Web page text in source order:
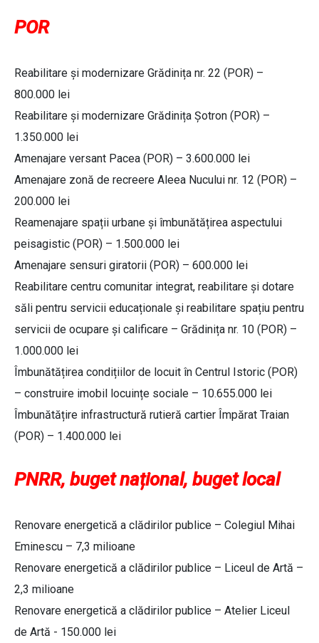
POR
Reabilitare și modernizare Grădinița nr. 22 (POR) –
800.000 lei
Reabilitare și modernizare Grădinița Șotron (POR) –
1.350.000 lei
Amenajare versant Pacea (POR) – 3.600.000 lei
Amenajare zonă de recreere Aleea Nucului nr. 12 (POR) –
200.000 lei
Reamenajare spații urbane și îmbunătățirea aspectului
peisagistic (POR) – 1.500.000 lei
Amenajare sensuri giratorii (POR) – 600.000 lei
Reabilitare centru comunitar integrat, reabilitare și dotare
săli pentru servicii educaționale și reabilitare spațiu pentru
servicii de ocupare și calificare – Grădinița nr. 10 (POR) –
1.000.000 lei
Îmbunătățirea condițiilor de locuit în Centrul Istoric (POR)
– construire imobil locuințe sociale – 10.655.000 lei
Îmbunătățire infrastructură rutieră cartier Împărat Traian
(POR) – 1.400.000 lei
PNRR, buget național, buget local
Renovare energetică a clădirilor publice – Colegiul Mihai
Eminescu – 7,3 milioane
Renovare energetică a clădirilor publice – Liceul de Artă –
2,3 milioane
Renovare energetică a clădirilor publice – Atelier Liceul
de Artă - 150.000 lei